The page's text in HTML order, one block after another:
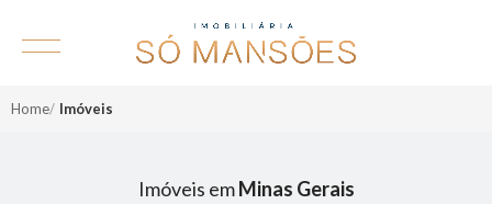
Home Imóveis
Imóveis emMinas Gerais